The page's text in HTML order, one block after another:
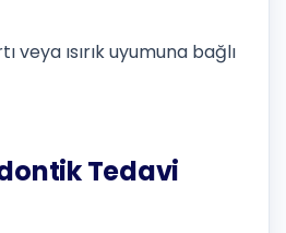
veya ısırık uyumuna bağlı
Tedavi